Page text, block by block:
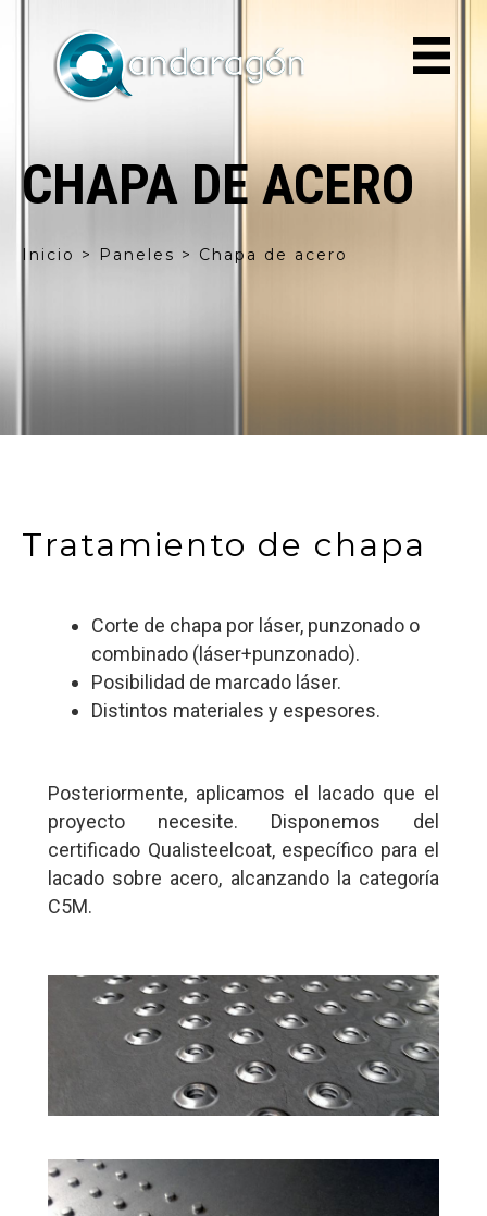
CHAPA DE ACERO
Inicio > Paneles > Chapa de acero
Tratamiento de chapa
Corte de chapa por láser, punzonado o
combinado (láser+punzonado).
Posibilidad de marcado láser.
Distintos materiales y espesores.
Posteriormente, aplicamos el lacado que el
proyecto necesite. Disponemos del
certificado Qualisteelcoat, específico para el
lacado sobre acero, alcanzando la categoría
C5M.